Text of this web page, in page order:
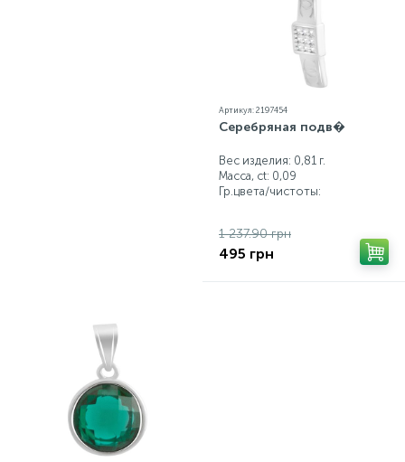
Артикул: 2197454
Серебряная подв�
Вес изделия: 0,81 г.
Масса, ct: 0,09
Гр.цвета/чистоты:
1 237.90 грн
495 грн